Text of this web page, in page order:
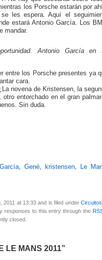
los Porsche estarán por
les espera. Aquí el
estará Antonio García. Los
mandar.
Antonio García en
entre los Porsche presentes ya
cara.
novena de Kristensen, la
entorchado en el gran
Sin duda.
García, Gené, kristensen, Le
2011 at 13:33 and is filed under Circuitos
responses to this entry through the
closed.
LE MANS 2011”